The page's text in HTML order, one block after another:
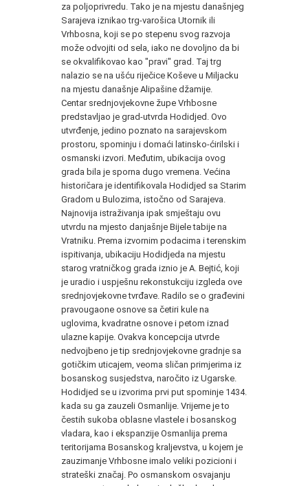
za poljoprivredu. Tako je na mjestu današnjeg
Sarajeva iznikao trg-varošica Utornik ili
Vrhbosna, koji se po stepenu svog razvoja
može odvojiti od sela, iako ne dovoljno da bi
se okvalifikovao kao "pravi" grad. Taj trg
nalazio se na ušću riječice Koševe u Miljacku
na mjestu današnje Alipašine džamije.
Centar srednjovjekovne župe Vrhbosne
predstavljao je grad-utvrda Hodidjed. Ovo
utvrđenje, jedino poznato na sarajevskom
prostoru, spominju i domaći latinsko-ćirilski i
osmanski izvori. Međutim, ubikacija ovog
grada bila je sporna dugo vremena. Većina
historičara je identifikovala Hodidjed sa Starim
Gradom u Bulozima, istočno od Sarajeva.
Najnovija istraživanja ipak smještaju ovu
utvrdu na mjesto danjašnje Bijele tabije na
Vratniku. Prema izvornim podacima i terenskim
ispitivanja, ubikaciju Hodidjeda na mjestu
starog vratničkog grada iznio je A. Bejtić, koji
je uradio i uspješnu rekonstukciju izgleda ove
srednjovjekovne tvrđave. Radilo se o građevini
pravougaone osnove sa četiri kule na
uglovima, kvadratne osnove i petom iznad
ulazne kapije. Ovakva koncepcija utvrde
nedvojbeno je tip srednjovjekovne gradnje sa
gotičkim uticajem, veoma sličan primjerima iz
bosanskog susjedstva, naročito iz Ugarske.
Hodidjed se u izvorima prvi put spominje 1434.
kada su ga zauzeli Osmanlije. Vrijeme je to
čestih sukoba oblasne vlastele i bosanskog
vladara, kao i ekspanzije Osmanlija prema
teritorijama Bosanskog kraljevstva, u kojem je
zauzimanje Vrhbosne imalo veliki pozicioni i
strateški značaj. Po osmanskom osvajanju